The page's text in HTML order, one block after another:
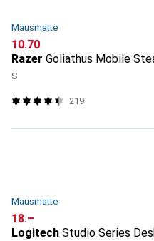
Mausmatte
CHF
10.70
Razer Goliathus Mobile
S
219
Mausmatte
CHF
18.–
Logitech Studio Series